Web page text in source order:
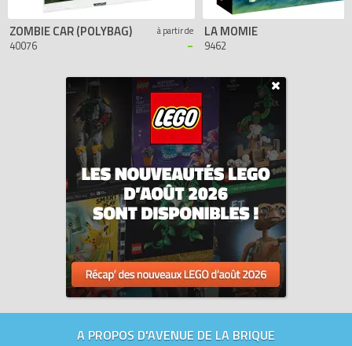
ZOMBIE CAR (POLYBAG)
40076
à partir de
-
LA MOMIE
9462
A PROPOS D'AVENUE DE LA BRIQUE